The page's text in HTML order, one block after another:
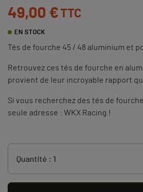
49,00 €TTC
EN STOCK
Tés de fourche 45 / 48 aluminium et
Retrouvez ces tés de fourche en
provient de leur incroyable rapport
Si vous recherchez des tés de
seule adresse : WKX Racing !